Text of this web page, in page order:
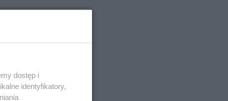
dostęp i
identyfikatory,